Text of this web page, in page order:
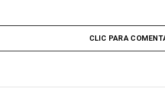
CLIC PARA